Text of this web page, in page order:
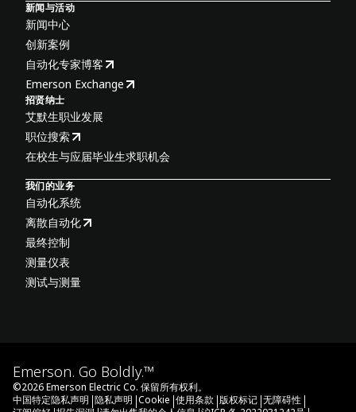
新闻与活动
新闻中心
创新案例
自动化专家博客
Emerson Exchange
招贤纳士
艾默生职业发展
职位搜索
在校生与应届毕业生求职机会
我们的业务
自动化系统
离散自动化
最终控制
测量仪表
测试与测量
Emerson. Go Boldly.™
©2026Emerson Electric Co. 保留所有权利。
中国特定隐私声明 |隐私声明 |Cookie |使用条款 |版权标记 |无障碍性 |